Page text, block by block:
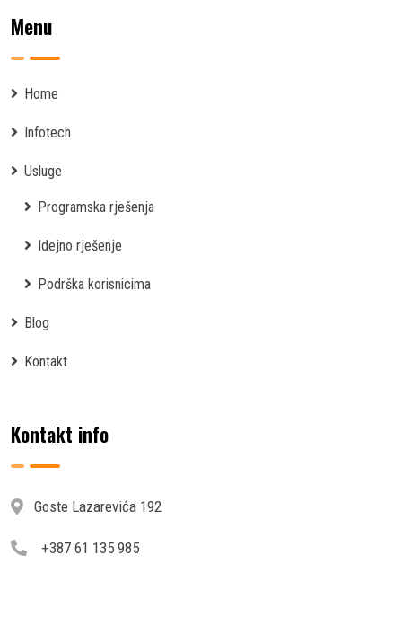
Menu
Home
Infotech
Usluge
Programska rješenja
Idejno rješenje
Podrška korisnicima
Blog
Kontakt
Kontakt info
Goste Lazarevića 192
+387 61 135 985